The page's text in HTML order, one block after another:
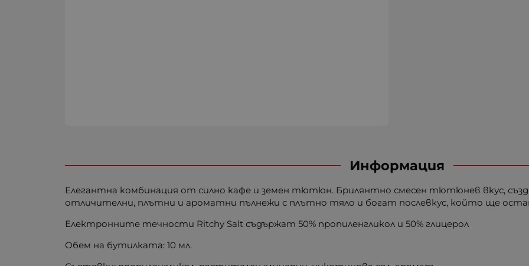
Информация
Елегантна комбинация от силно кафе и земен тютюн. Брилянтно смесен тютюнев вкус,
отличителни, плътни и ароматни пълнежи с плътно тяло и богат послевкус, който ще
Електронните течности Ritchy Salt съдържат 50% пропиленгликол и 50% глицерол
Обем на бутилката: 10 мл.